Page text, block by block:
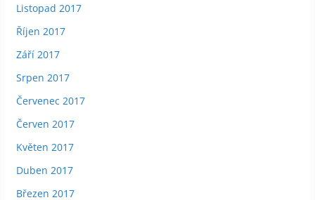
Listopad 2017
Říjen 2017
Září 2017
Srpen 2017
Červenec 2017
Červen 2017
Květen 2017
Duben 2017
Březen 2017